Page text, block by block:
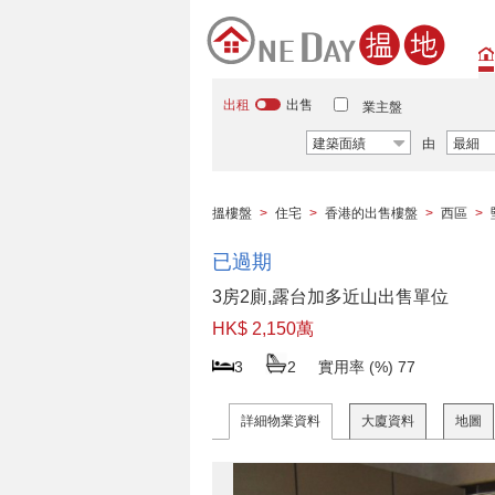
出租 出售 業主盤
建築面績 由 最細
搵樓盤 > 住宅 > 香港的出售樓盤 > 西區 >
已過期
3房2廁,露台加多近山出售單位
HK$ 2,150萬
3 2 實用率 (%) 77
詳細物業資料 大廈資料 地圖